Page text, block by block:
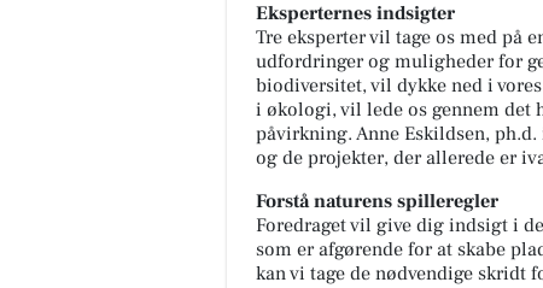
Eksperternes indsigter
Tre eksperter vil tage os med på
udfordringer og muligheder for
biodiversitet, vil dykke ned i
i økologi, vil lede os gennem det
påvirkning. Anne Eskildsen,
og de projekter, der allerede er
Forstå naturens spilleregler
Foredraget vil give dig indsigt i
som er afgørende for at skabe
kan vi tage de nødvendige skridt